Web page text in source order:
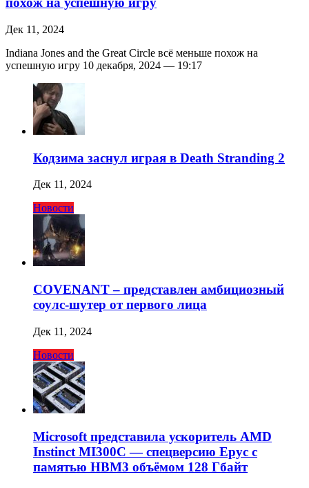
Дек 11, 2024
Indiana Jones and the Great Circle всё меньше похож на
успешную игру 10 декабря, 2024 — 19:17
Кодзима заснул играя в Death Stranding 2
Дек 11, 2024
Новости
COVENANT – представлен амбициозный
соулс-шутер от первого лица
Дек 11, 2024
Новости
Microsoft представила ускоритель AMD
Instinct MI300C — спецверсию Epyc с
памятью HBM3 объёмом 128 Гбайт